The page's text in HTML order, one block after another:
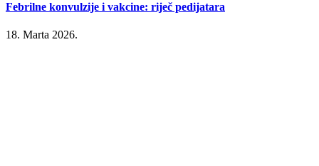
Febrilne konvulzije i vakcine: riječ pedijatara
18. Marta 2026.